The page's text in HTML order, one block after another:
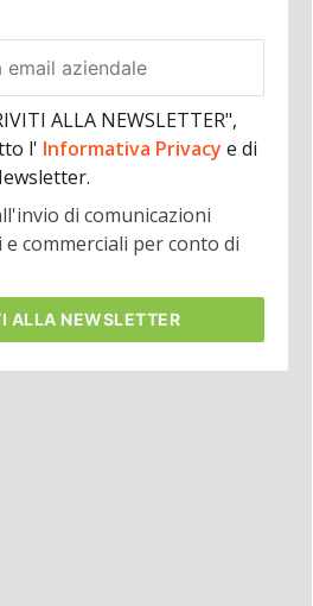
ALLA NEWSLETTER",
l' Informativa Privacy e di
di comunicazioni
commerciali per conto di
ALLA NEWSLETTER